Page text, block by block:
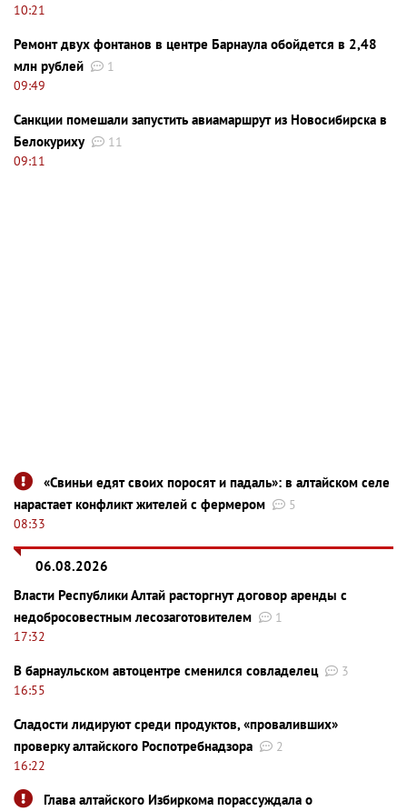
10:21
Ремонт двух фонтанов в центре Барнаула обойдется в 2,48
млн рублей
1
09:49
Санкции помешали запустить авиамаршрут из Новосибирска в
Белокуриху
11
09:11
«Свиньи едят своих поросят и падаль»: в алтайском селе
нарастает конфликт жителей с фермером
5
08:33
06.08.2026
Власти Республики Алтай расторгнут договор аренды с
недобросовестным лесозаготовителем
1
17:32
В барнаульском автоцентре сменился совладелец
3
16:55
Сладости лидируют среди продуктов, «проваливших»
проверку алтайского Роспотребнадзора
2
16:22
Глава алтайского Избиркома порассуждала о